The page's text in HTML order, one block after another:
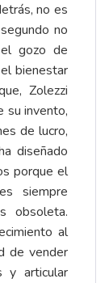
no es
no
gozo de
bienestar
Zolezzi
su invento,
de lucro,
diseñado
porque el
siempre
obsoleta.
al
de vender
y articular